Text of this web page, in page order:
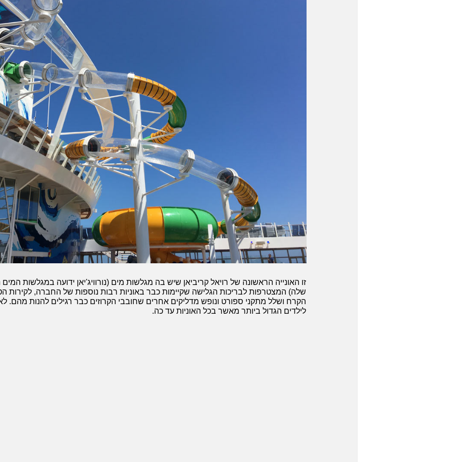
זו האונייה הראשונה של רויאל קריביאן שיש בה מגלשות מים (נורוויג'יאן ידועה במגלשות
שלה) המצטרפות לבריכות הגלישה שקיימות כבר באוניות רבות נוספות של החברה, לקירות
הקרח ושלל מתקני ספורט ונופש מדליקים אחרים שחובבי הקרוזים כבר רגילים להנות מהם.
לילדים הגדול ביותר מאשר בכל האוניות עד כה.